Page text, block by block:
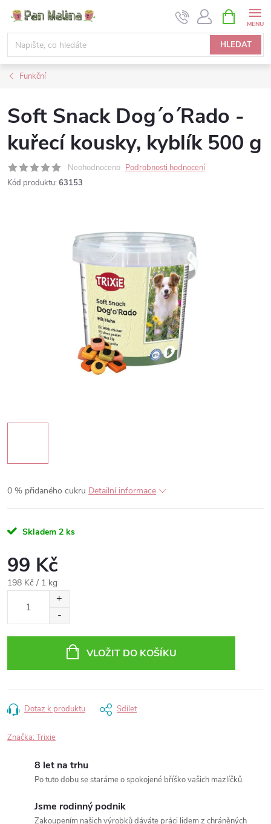
Přejít
obsah
HLEDAT
NÁKUPNÍ
KOŠÍK
Funkční
Soft Snack Dog´o´Rado -
kuřecí kousky, kyblík 500 g
Neohodnoceno Podrobnosti hodnocení
Kód produktu: 63153
0 % přidaného cukru Detailní informace
Skladem 2 ks
99 Kč
Měrná
198 Kč / 1 kg
VLOŽIT DO KOŠÍKU
Dotaz k produktu Sdílet
Značka: Trixie
8 let na trhu
Po tuto dobu se staráme o spokojené bříško vašich mazlíčků.
Jsme rodinný podnik
Zakoupením našich výrobků dáváte práci lidem z chráněných